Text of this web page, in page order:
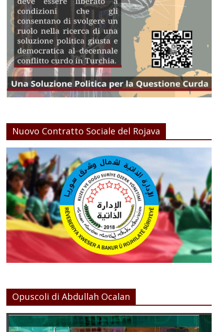
Nuovo Contratto Sociale del Rojava
Opuscoli di Abdullah Ocalan